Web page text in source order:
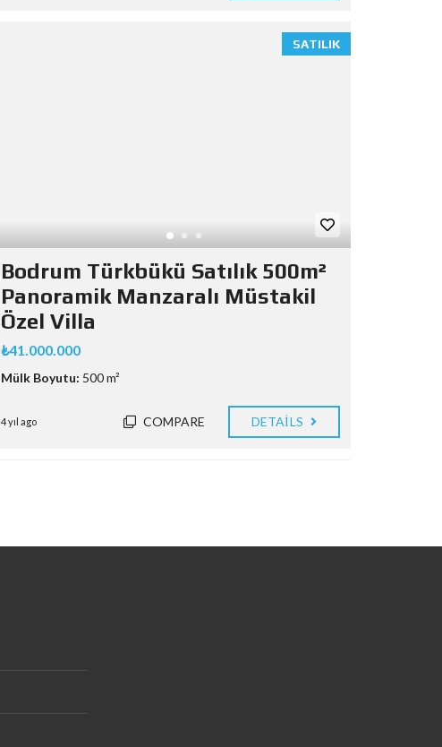
SATILIK
Bodrum Türkbükü Satılık 500m²
Panoramik Manzaralı Müstakil
Özel Villa
₺41.000.000
Mülk Boyutu: 500 m²
4 yıl ago COMPARE DETAILS